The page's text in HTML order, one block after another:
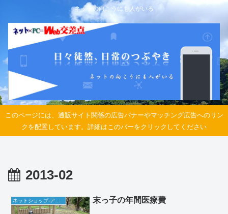
ネットの向こうにも人がいる
このページには、通販サイト関係の広告バナーやマッチング広告へのリン
クを配置しています。詳細はこのバーをクリックしてください
2013-02
末っ子の年間医療費